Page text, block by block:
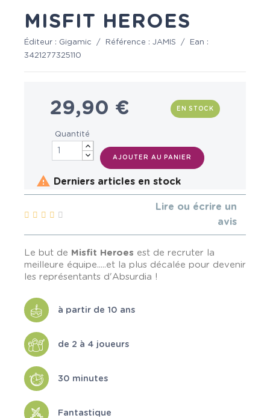
MISFIT HEROES
Éditeur : Gigamic / Référence : JAMIS /
Ean :
3421277325110
29,90 € EN STOCK
Quantité
AJOUTER AU PANIER
 Derniers articles en stock
Lire ou écrire un
avis
Le but de Misfit Heroes est de recruter la
meilleure équipe.....et la plus décalée pour devenir
les représentants d'Absurdia !
à partir de 10 ans
de 2 à 4 joueurs
30 minutes
Fantastique